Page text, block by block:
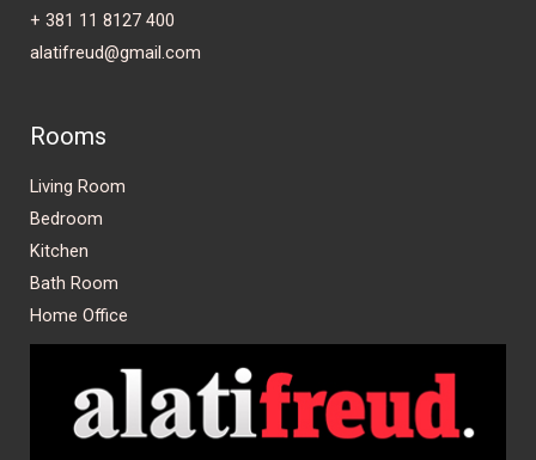
+ 381 11 8127 400
alatifreud@gmail.com
Rooms
Living Room
Bedroom
Kitchen
Bath Room
Home Office